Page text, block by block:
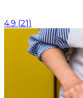
4.9 (21)